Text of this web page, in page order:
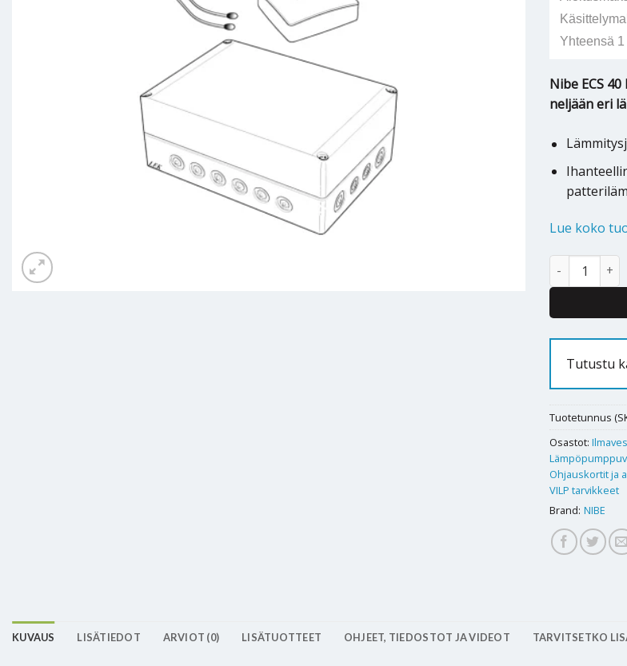
Yhteensä
Nibe ECS
neljään eri
Lue koko
Lisäshuntti
Alternative:
Tutustu
Tuotetunnus
Osastot:
Ohjauskortit ja
VILP tarvikkeet
Brand: NIBE
KUVAUS LISÄTIEDOT ARVIOT (0) LISÄTUOTTEET OHJEET, TIEDOSTOT JA VIDEOT TARVITSETKO